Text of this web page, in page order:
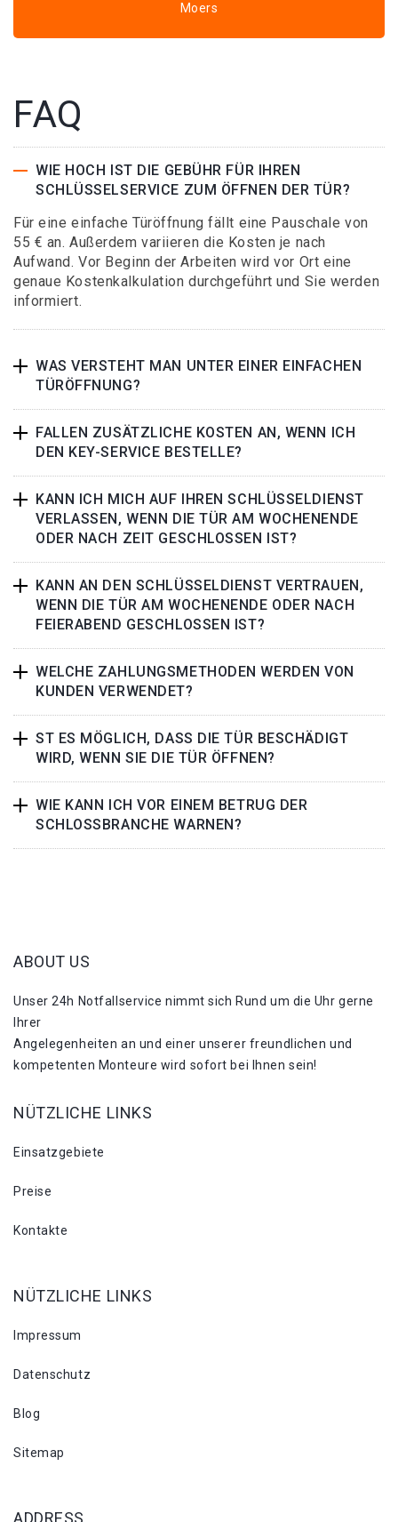
Moers
FAQ
WIE HOCH IST DIE GEBÜHR FÜR IHREN
SCHLÜSSELSERVICE ZUM ÖFFNEN DER TÜR?
Für eine einfache Türöffnung fällt eine Pauschale von
55 € an. Außerdem variieren die Kosten je nach
Aufwand. Vor Beginn der Arbeiten wird vor Ort eine
genaue Kostenkalkulation durchgeführt und Sie werden
informiert.
WAS VERSTEHT MAN UNTER EINER EINFACHEN
TÜRÖFFNUNG?
FALLEN ZUSÄTZLICHE KOSTEN AN, WENN ICH
DEN KEY-SERVICE BESTELLE?
KANN ICH MICH AUF IHREN SCHLÜSSELDIENST
VERLASSEN, WENN DIE TÜR AM WOCHENENDE
ODER NACH ZEIT GESCHLOSSEN IST?
KANN AN DEN SCHLÜSSELDIENST VERTRAUEN,
WENN DIE TÜR AM WOCHENENDE ODER NACH
FEIERABEND GESCHLOSSEN IST?
WELCHE ZAHLUNGSMETHODEN WERDEN VON
KUNDEN VERWENDET?
ST ES MÖGLICH, DASS DIE TÜR BESCHÄDIGT
WIRD, WENN SIE DIE TÜR ÖFFNEN?
WIE KANN ICH VOR EINEM BETRUG DER
SCHLOSSBRANCHE WARNEN?
ABOUT US
Unser 24h Notfallservice nimmt sich Rund um die Uhr gerne
Ihrer
Angelegenheiten an und einer unserer freundlichen und
kompetenten Monteure wird sofort bei Ihnen sein!
NÜTZLICHE LINKS
Einsatzgebiete
Preise
Kontakte
NÜTZLICHE LINKS
Impressum
Datenschutz
Blog
Sitemap
ADDRESS